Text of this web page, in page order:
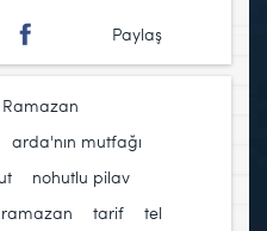
Paylaş
Ramazan
arda'nın mutfağı
nohutlu pilav
ramazan tarif
tel